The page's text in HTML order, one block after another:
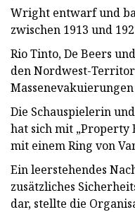
Wright entwarf und
zwischen 1913 und
Rio Tinto, De Beers
den Nordwest-
Die Schauspielerin
hat sich mit „Property
mit einem Ring von
Ein leerstehendes
zusätzliches
dar, stellte die